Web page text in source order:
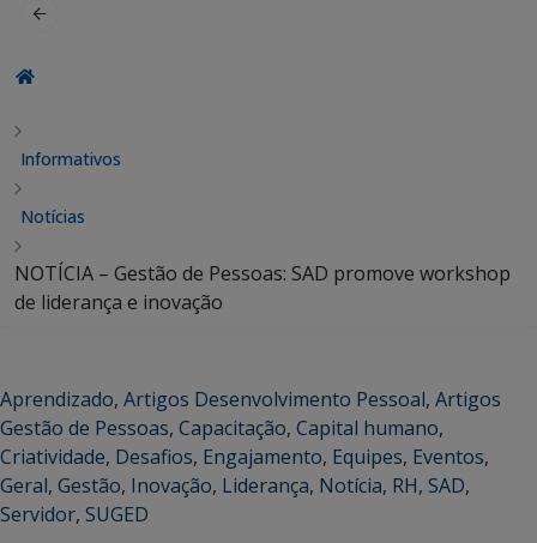
Informativos
Notícias
NOTÍCIA – Gestão de Pessoas: SAD promove workshop
de liderança e inovação
Aprendizado, Artigos Desenvolvimento Pessoal, Artigos
Gestão de Pessoas, Capacitação, Capital humano,
Criatividade, Desafios, Engajamento, Equipes, Eventos,
Geral, Gestão, Inovação, Liderança, Notícia, RH, SAD,
Servidor, SUGED